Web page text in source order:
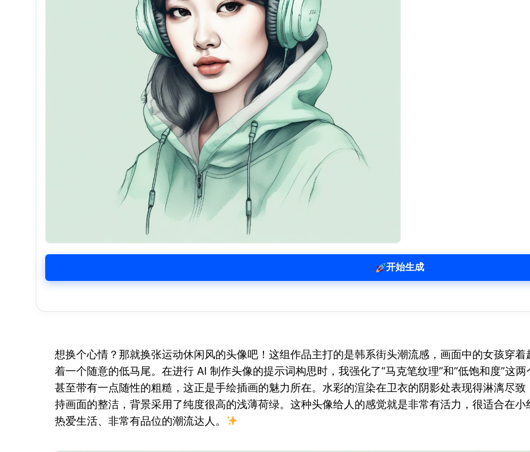
开始生成
想换个心情？那就换张运动休闲风的头像吧！这组作品主打的是韩系街头潮流感，画面中的女孩穿
着一个随意的低马尾。在进行 AI 制作头像的提示词构思时，我强化了“马克笔纹理”和“低饱和度”这
甚至带有一点随性的粗糙，这正是手绘插画的魅力所在。水彩的渲染在卫衣的阴影处表现得淋漓尽
持画面的整洁，背景采用了纯度很高的浅薄荷绿。这种头像给人的感觉就是非常有活力，很适合在
热爱生活、非常有品位的潮流达人。